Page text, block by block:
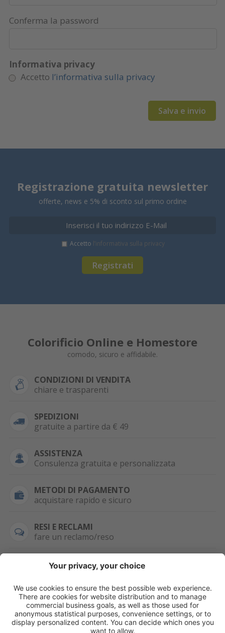
Conferma la password
Informativa privacy
Accetto l’informativa sulla privacy
Salva e invio
Registrazione gratuita newsletter
offerte, news e 5% di sconto sul primo ordine
Registrati
Accetto l’informativa sulla privacy
Colorificio Online e Homestore
comodo, sicuro e affidabile.
CONDIZIONI DI VENDITA
chiare e trasparenti
SPEDIZIONI
gratuite a partire da € 49
ASSISTENZA
Consulenza gratuita e personalizzata
METODI DI PAGAMENTO
acquistare rapido e sicuro
RESI E RECLAMI
fare un reclamo/reso
SEMPRE DISPONIBILE
0471 506798
WHATSAPP
+39 376 2951129
HAI LA PARTITA
IVA?
Per ordini, offerte,
prezzi speciali e